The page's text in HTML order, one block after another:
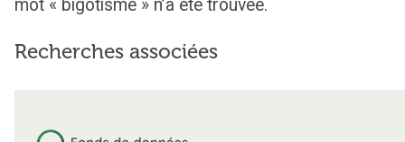
mot « bigotisme » n’a été trouvée.
Recherches associées